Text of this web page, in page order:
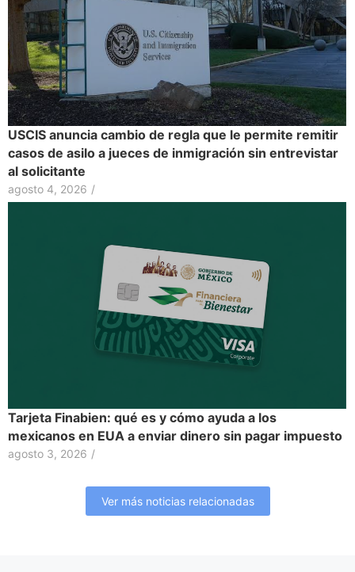
USCIS anuncia cambio de regla que le permite remitir
casos de asilo a jueces de inmigración sin entrevistar
al solicitante
agosto 4, 2026 /
Tarjeta Finabien: qué es y cómo ayuda a los
mexicanos en EUA a enviar dinero sin pagar impuesto
agosto 3, 2026 /
Ver más noticias relacionadas